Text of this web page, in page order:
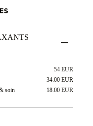
54 EUR
34.00 EUR
soin
18.00 EUR